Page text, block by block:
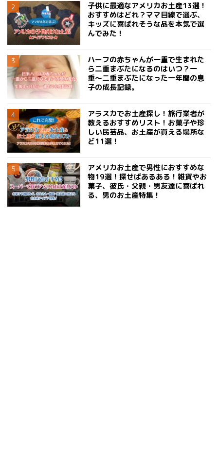
子供に最適なアメリカお土産13選！
おすすめはどれ？ママ目線で選ぶ、
キッズに喜ばれそうな品を本気で選
んでみた！
ハーフの赤ちゃんが一重で生まれた
ら二重まぶたになるのはいつ？一
重〜二重まぶたになった一年間の息
子の成長記録。
アラスカでお土産探し！旅行業者が
教えるおすすめリスト！お菓子や珍
しい民芸品、お土産が買える場所な
ど11選！
アメリカお土産で男性におすすめな
物19選！探せばあるある！雑貨やお
菓子、彼氏・父親・男友達に喜ばれ
る、男のお土産特集！